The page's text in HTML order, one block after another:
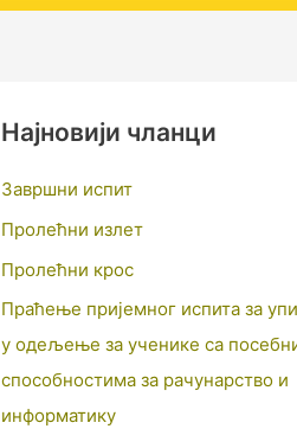
Најновији чланци
Завршни испит
Пролећни излет
Пролећни крос
Праћење пријемног испита за
у одељење за ученике са
способностима за рачунарство и
информатику